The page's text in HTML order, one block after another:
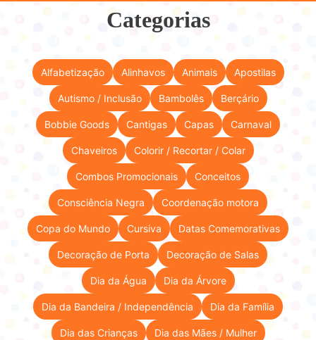
Categorias
Alfabetização Alinhavos Animais Apostilas
Autismo / Inclusão Bambolês Berçário
Bobbie Goods Cantigas Capas Carnaval
Chaveiros Colorir / Recortar / Colar
Combos Promocionais Conceitos
Consciência Negra Coordenação motora
Copa do Mundo Cursiva Datas Comemorativas
Decoração de Porta Decoração de Salas
Dia da Água Dia da Árvore
Dia da Bandeira / Independência Dia da Família
Dia das Crianças Dia das Mães / Mulher